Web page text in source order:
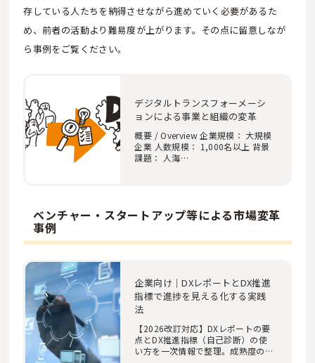
存している人たちを納得させながら進めていく必要があるた
め、前者の活動より難易度が上がります。その点に留意しなが
ら事例をご覧ください。
デジタルトランスフォーメーシ
ョンによる事業と組織の変革
概要 / Overview 企業規模： 大規模
企業 人数規模： 1,000名以上 背景
課題： 人海…
ベンチャー・スタートアップ等による市場変革
事例
企業向け｜DXレポートとDX推進
指標で進捗を見える化する実践
法
【2026改訂対応】DXレポートの要
点とDX推進指標（自己診断）の使
い方を一次情報で整理。成熟度の見